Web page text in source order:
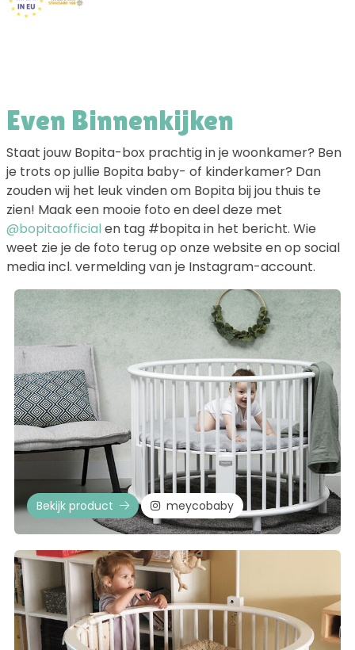
Even Binnenkijken
Staat jouw Bopita-box prachtig in je woonkamer? Ben
je trots op jullie Bopita baby- of kinderkamer? Dan
zouden wij het leuk vinden om Bopita bij jou thuis te
zien! Maak een mooie foto en deel deze met
@bopitaofficial en tag #bopita in het bericht. Wie
weet zie je de foto terug op onze website en op social
media incl. vermelding van je Instagram-account.
Bekijk product meycobaby